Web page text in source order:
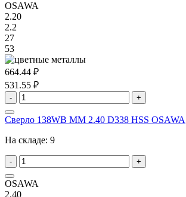
OSAWA
2.20
2.2
27
53
664.44 ₽
531.55 ₽
- +
Сверло 138WB MM 2.40 D338 HSS OSAWA
На складе: 9
- +
OSAWA
2.40